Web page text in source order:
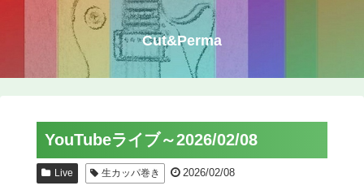
Cut&Perma
YouTubeライブ～2026/02/08
Live 生カッパ巻き 2026/02/08